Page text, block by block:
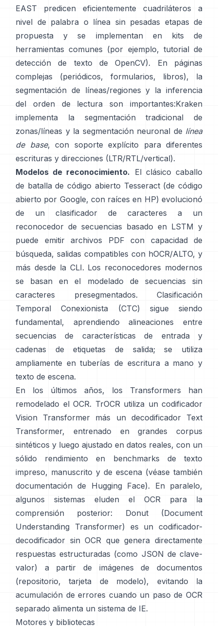
EAST
predicen eficientemente cuadriláteros a
nivel de palabra o línea sin pesadas etapas de
propuesta y se implementan en kits de
herramientas comunes (por ejemplo, tutorial de
detección de texto de OpenCV). En páginas
complejas (periódicos, formularios, libros), la
segmentación de líneas/regiones y la inferencia
del orden de lectura son importantes:Kraken
implementa la segmentación tradicional de
zonas/líneas y la segmentación neuronal de línea
de base, con soporte explícito para diferentes
escrituras y direcciones (LTR/RTL/vertical).
Modelos de reconocimiento. El clásico caballo
de batalla de código abierto Tesseract (de código
abierto por Google, con raíces en HP) evolucionó
de un clasificador de caracteres a un
reconocedor de secuencias basado en LSTM y
puede emitir archivos PDF con capacidad de
búsqueda, salidas compatibles con hOCR/ALTO, y
más desde la CLI. Los reconocedores modernos
se basan en el modelado de secuencias sin
caracteres presegmentados.
Clasificación
Temporal Conexionista (CTC)
sigue siendo
fundamental, aprendiendo alineaciones entre
secuencias de características de entrada y
cadenas de etiquetas de salida; se utiliza
ampliamente en tuberías de escritura a mano y
texto de escena.
En los últimos años, los Transformers han
remodelado el OCR. TrOCR utiliza un codificador
Vision Transformer más un decodificador Text
Transformer, entrenado en grandes corpus
sintéticos y luego ajustado en datos reales, con un
sólido rendimiento en benchmarks de texto
impreso, manuscrito y de escena (véase también
documentación de Hugging Face). En paralelo,
algunos sistemas eluden el OCR para la
comprensión posterior:
Donut (Document
Understanding Transformer)
es un codificador-
decodificador sin OCR que genera directamente
respuestas estructuradas (como JSON de clave-
valor) a partir de imágenes de documentos
(repositorio, tarjeta de modelo), evitando la
acumulación de errores cuando un paso de OCR
separado alimenta un sistema de IE.
Motores y bibliotecas